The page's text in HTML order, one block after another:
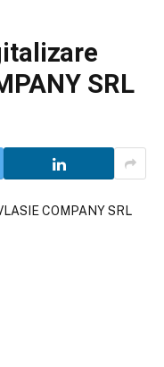
SRL